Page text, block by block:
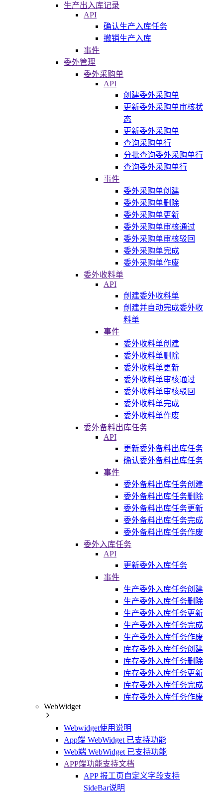
生产出入库记录
API
确认生产入库任务
撤销生产入库
事件
委外管理
委外采购单
API
创建委外采购单
更新委外采购单审核状
态
更新委外采购单
查询采购单行
分批查询委外采购单行
查询委外采购单行
事件
委外采购单创建
委外采购单删除
委外采购单更新
委外采购单审核通过
委外采购单审核驳回
委外采购单完成
委外采购单作废
委外收料单
API
创建委外收料单
创建并自动完成委外收
料单
事件
委外收料单创建
委外收料单删除
委外收料单更新
委外收料单审核通过
委外收料单审核驳回
委外收料单完成
委外收料单作废
委外备料出库任务
API
更新委外备料出库任务
确认委外备料出库任务
事件
委外备料出库任务创建
委外备料出库任务删除
委外备料出库任务更新
委外备料出库任务完成
委外备料出库任务作废
委外入库任务
API
更新委外入库任务
事件
生产委外入库任务创建
生产委外入库任务删除
生产委外入库任务更新
生产委外入库任务完成
生产委外入库任务作废
库存委外入库任务创建
库存委外入库任务删除
库存委外入库任务更新
库存委外入库任务完成
库存委外入库任务作废
WebWidget
Webwidget使用说明
App端 WebWidget 已支持功能
Web端 WebWidget 已支持功能
APP端功能支持文档
APP 报工页自定义字段支持
SideBar说明